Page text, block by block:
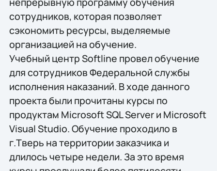
сотрудников, которая позволяет
сэкономить ресурсы, выделяемые
организацией на обучение.
Учебный центр Softline провел обучение
для сотрудников Федеральной службы
исполнения наказаний. В ходе данного
проекта были прочитаны курсы по
продуктам Microsoft SQL Server и Microsoft
Visual Studio. Обучение проходило в
г.Тверь на территории заказчика и
длилось четыре недели. За это время